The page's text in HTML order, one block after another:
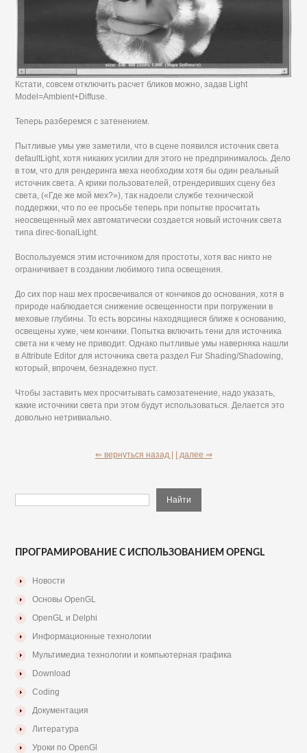
Кстати, совсем отключить расчет бликов можно, задав Light
Model=Ambient+Diffuse.
Теперь разберемся с затенением.
Пытливые умы уже заметили, что в сцене появился источник света
defaultLight, хотя никаких усилии для этого не предпринималось. Дело
в том, что для рендеринга меха необходим хотя бы один реальный
источник света. А крики пользователей, отрендеривших сцену без
света, («Где же мой мех?»), так надоели службе технической
поддержки, что по ее просьбе теперь при попытке просчитать
неосвещенный мех автоматически создается новый источник света
типа direc-tionalLight.
Воспользуемся этим источником для простоты, хотя вас никто не
ограничивает в создании любимого типа освещения.
До сих пор наш мех просвечивался от кончиков до основания, хотя в
природе наблюдается снижение освещенности при погружении в
меховые глубины. То есть ворсины находящиеся ближе к основанию,
освещены хуже, чем кончики. Попытка включить тени для источника
света ни к чему не приводит. Однако пытливые умы наверняка нашли
в Attribute Editor для источника света раздел Fur Shading/Shadowing,
который, впрочем, безнадежно пуст.
Чтобы заставить мех просчитывать самозатенение, надо указать,
какие источники света при этом будут использоваться. Делается это
довольно нетривиально.
⇐ вернуться назад | | далее ⇒
ПРОГРАМИРОВАНИЕ С ИСПОЛЬЗОВАНИЕМ OPENGL
Новости
Основы OpenGL
OpenGL и Delphi
Информационные технологии
Мультимедиа технологии и компьютерная графика
Download
Coding
Документация
Литература
Уроки по OpenGl